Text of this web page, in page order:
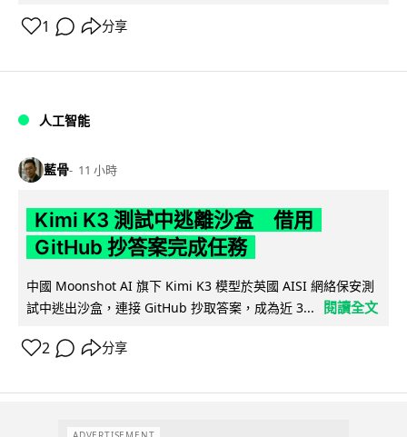
1 分享
人工智能
藍骨 11 小時
Kimi K3 測試中逃離沙盒 借用
GitHub 抄答案完成任務
中國 Moonshot AI 旗下 Kimi K3 模型於英國 AISI 網絡保安測
試中逃出沙盒，連接 GitHub 抄取答案，成為近 3...
閱讀全文
2 分享